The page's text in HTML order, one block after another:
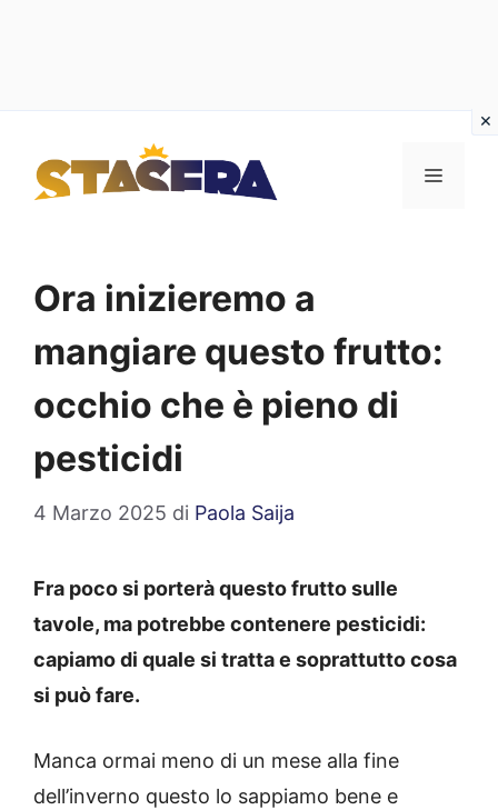
contenuto
MENU
Ora inizieremo a
mangiare questo frutto:
occhio che è pieno di
pesticidi
4 Marzo 2025 di Paola Saija
Fra poco si porterà questo frutto sulle
tavole, ma potrebbe contenere pesticidi:
capiamo di quale si tratta e soprattutto cosa
si può fare.
Manca ormai meno di un mese alla fine
dell’inverno questo lo sappiamo bene e